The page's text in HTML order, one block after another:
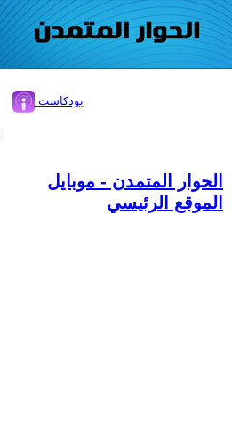
بودكاست
الحوار المتمدن - موبايل
الموقع الرئيسي